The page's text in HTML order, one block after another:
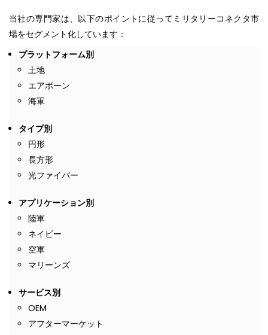
当社の専門家は、以下のポイントに従ってミリタリーコネクタ市
場をセグメント化しています：
プラットフォーム別
土地
エアボーン
海軍
タイプ別
円形
長方形
光ファイバー
アプリケーション別
陸軍
ネイビー
空軍
マリーンズ
サービス別
OEM
アフターマーケット